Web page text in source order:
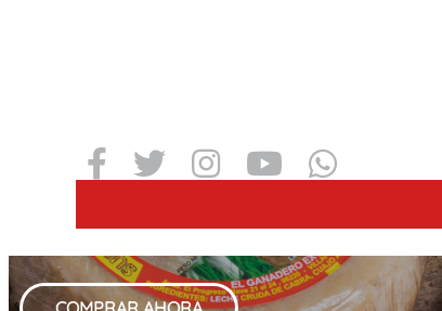
en quesos de cabra